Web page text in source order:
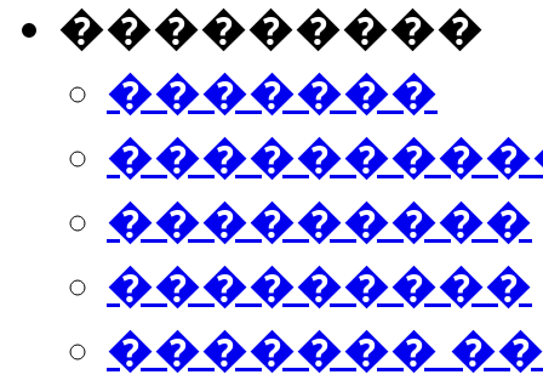
���������
�������
���������
���������
�������